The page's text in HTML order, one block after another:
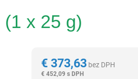
x 25 g)
€373,63 bez DPH
€ 452,09 s DPH